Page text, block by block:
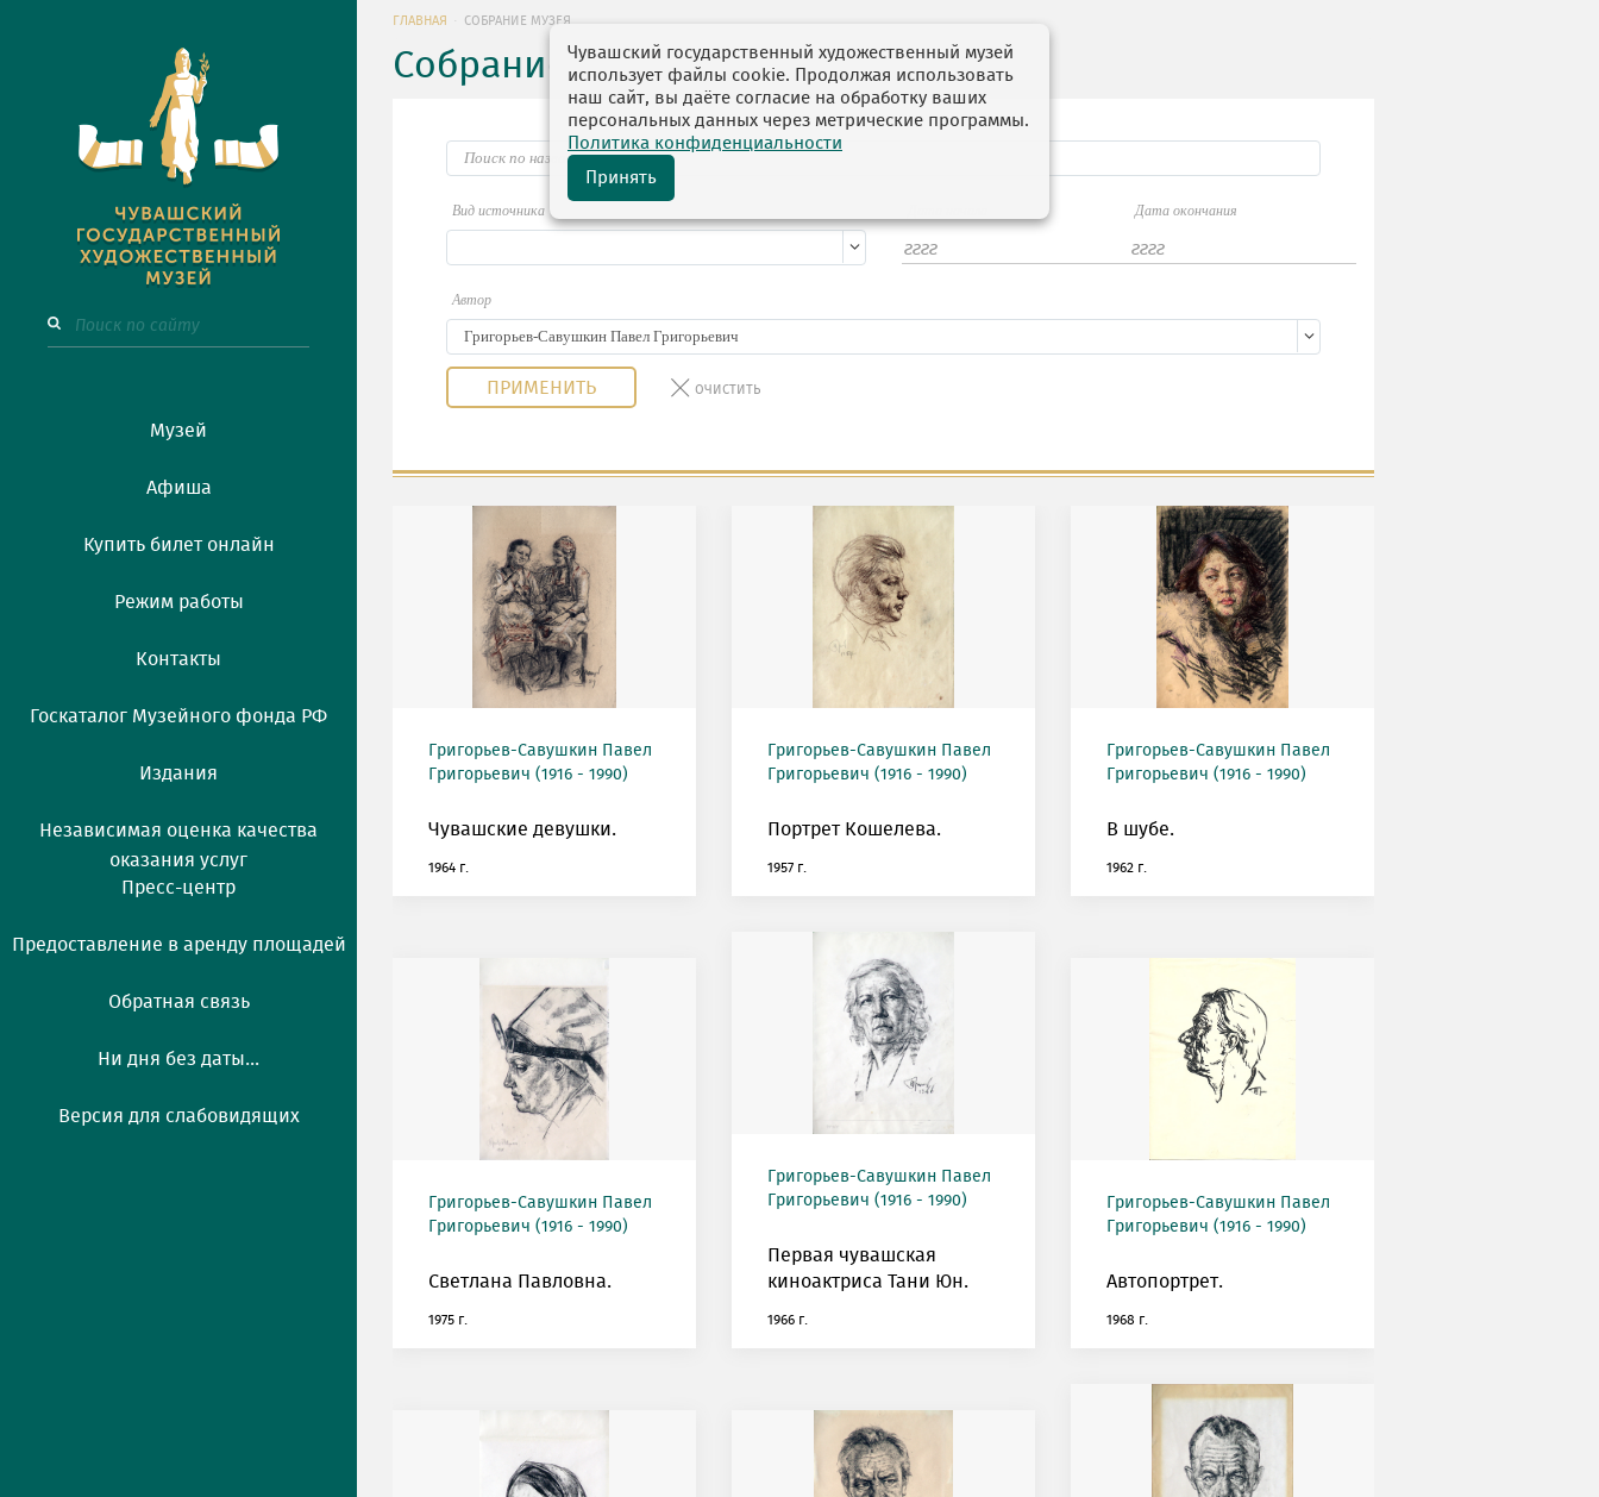
Музей
Афиша
Купить билет онлайн
Режим работы
Контакты
Госкаталог Музейного фонда РФ
Издания
Независимая оценка качества
оказания услуг
Пресс-центр
Предоставление в аренду площадей
Обратная связь
Ни дня без даты...
Версия для слабовидящих
ГЛАВНАЯ СОБРАНИЕ МУЗЕЯ
Собрание музея
Вид источника Дата окончания
Автор
Григорьев-Савушкин Павел
Григорьевич (1916 - 1990)
Чувашские девушки.
1964 г.
Григорьев-Савушкин Павел
Григорьевич (1916 - 1990)
Портрет Кошелева.
1957 г.
Григорьев-Савушкин Павел
Григорьевич (1916 - 1990)
В шубе.
1962 г.
Григорьев-Савушкин Павел
Григорьевич (1916 - 1990)
Светлана Павловна.
1975 г.
Григорьев-Савушкин Павел
Григорьевич (1916 - 1990)
Первая чувашская
киноактриса Тани Юн.
1966 г.
Григорьев-Савушкин Павел
Григорьевич (1916 - 1990)
Автопортрет.
1968 г.
Чувашский государственный художественный музей
использует файлы cookie. Продолжая использовать
наш сайт, вы даёте согласие на обработку ваших
персональных данных через метрические программы.
Политика конфиденциальности
Принять